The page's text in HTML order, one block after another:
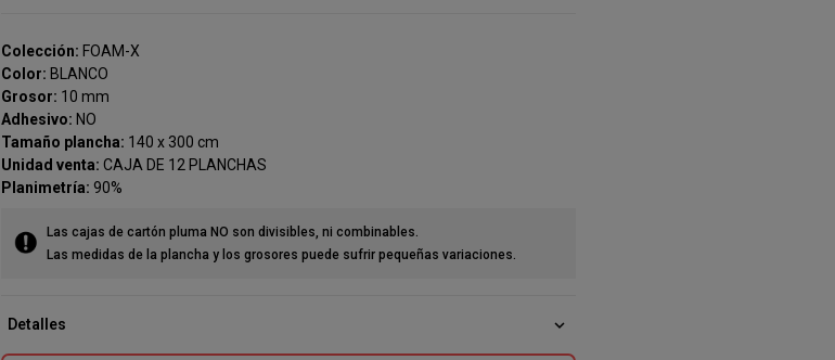
Colección: FOAM-X
Color: BLANCO
Grosor: 10 mm
Adhesivo: NO
Tamaño plancha: 140 x 300 cm
Unidad venta: CAJA DE 12 PLANCHAS
Planimetría: 90%
Las cajas de cartón pluma NO son divisibles, ni combinables.
Las medidas de la plancha y los grosores puede sufrir pequeñas variaciones.
Detalles expand_more